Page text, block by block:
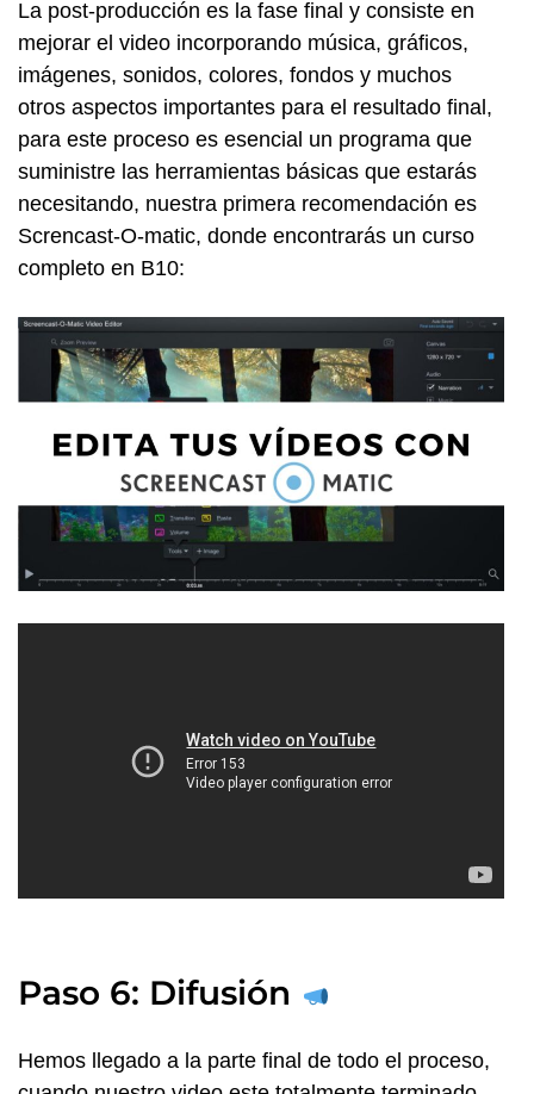
La post-producción es la fase final y consiste en
mejorar el video incorporando música, gráficos,
imágenes, sonidos, colores, fondos y muchos
otros aspectos importantes para el resultado final,
para este proceso es esencial un programa que
suministre las herramientas básicas que estarás
necesitando, nuestra primera recomendación es
Screncast-O-matic, donde encontrarás un curso
completo en B10:
Paso 6: Difusión
Hemos llegado a la parte final de todo el proceso,